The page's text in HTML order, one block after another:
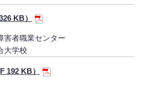
KB）
害者職業センター
大学校
192 KB）